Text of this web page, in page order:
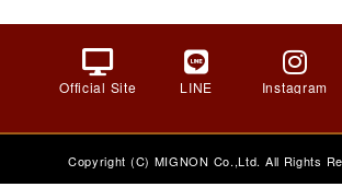
Official Site LINE Instagram
Copyright (C) MIGNON Co.,Ltd. All Rights